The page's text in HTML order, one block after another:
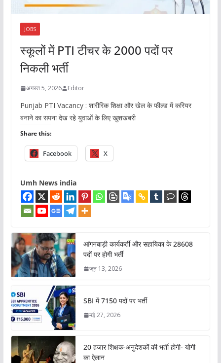
JOBS
स्कूलों में PTI टीचर के 2000 पदों पर
निकली भर्ती
अगस्त 5, 2026 Editor
Punjab PTI Vacancy : शारीरिक शिक्षा और खेल के फील्ड में करियर
बनाने का सपना देख रहे युवाओं के लिए खुशखबरी
Share this:
Facebook X
Umh News india
आंगनबाड़ी कार्यकर्ती और सहायिका के 28608
पदों पर होगी भर्ती
जून 13, 2026
SBI में 7150 पदों पर भर्ती
मई 27, 2026
20 हजार शिक्षक-अनुदेशकों की भर्ती होगी- योगी
का ऐलान